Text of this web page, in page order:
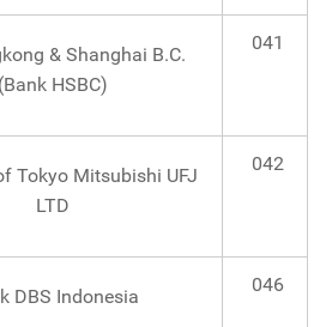
& Shanghai B.C.
(Bank HSBC)
041
Tokyo Mitsubishi UFJ
LTD
042
DBS Indonesia
046